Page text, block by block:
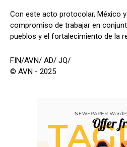
Con este acto protocolar, México
compromiso de trabajar en
pueblos y el fortalecimiento de la
FIN/AVN/ AD/ JQ/
© AVN - 2025